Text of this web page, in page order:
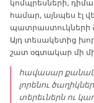
կոմպրեսների,
համար, այնպես էլ
պատրաստուկների
Այդ տեսակետից
շատ օգտակար մի
հավասար
լորենու
տերեւներն ու